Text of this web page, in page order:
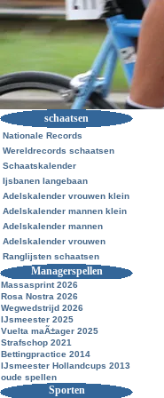
schaatsen
Nationale Records
Wereldrecords schaatsen
Schaatskalender
Ijsbanen langebaan
Adelskalender vrouwen klein
Adelskalender mannen klein
Adelskalender mannen
Adelskalender vrouwen
Ranglijsten schaatsen
Managerspellen
Massasprint 2026
Rosa Nostra 2026
Wegwedstrijd 2026
IJsmeester 2025
Vuelta maÃ±ager 2025
Strafschop 2021
Bettingpractice 2014
IJsmeester Hollandcups 2013
oude spellen
Sporten